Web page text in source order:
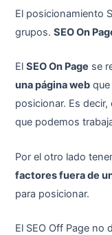
El posicionamiento
grupos.SEO On
ElSEO On Page se
una página web
posicionar. Es decir,
que podemos
Por el otro lado
factores fuera de
para posicionar.
El SEO Off Page